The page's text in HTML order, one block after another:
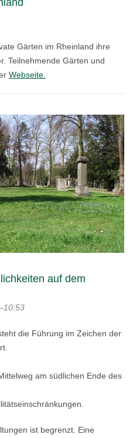
Gärten im Rheinland ihre
Teilnehmende Gärten und
Webseite.
auf dem
die Führung im Zeichen der
am südlichen Ende des
ist begrenzt. Eine